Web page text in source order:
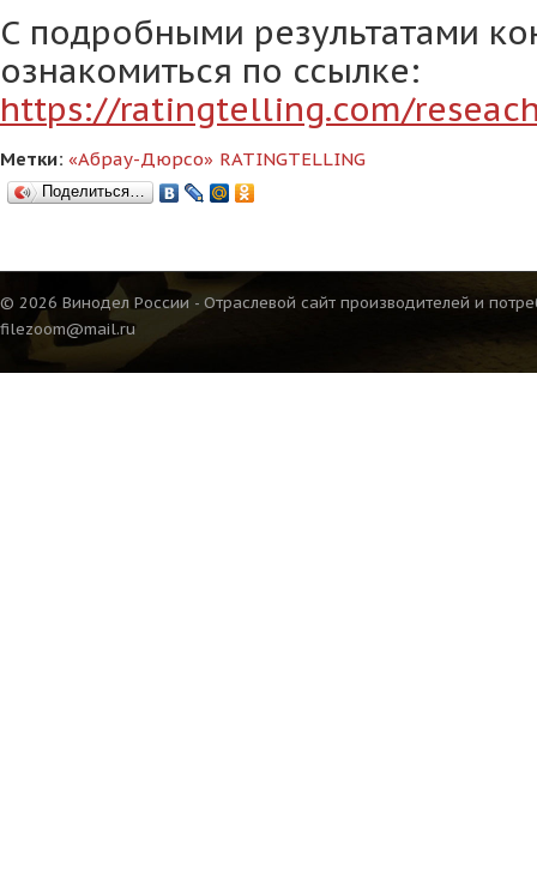
С подробными результатами
ознакомиться по ссылке:
https://ratingtelling.com/
Метки: «Абрау-Дюрсо» RATINGTELLING
Поделиться…
© 2026 Винодел России - Отраслевой сайт производителей и
filezoom@mail.ru